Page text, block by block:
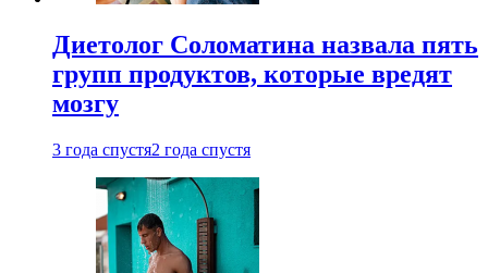
Диетолог Соломатина назвала пять
групп продуктов, которые вредят
мозгу
3 года спустя2 года спустя